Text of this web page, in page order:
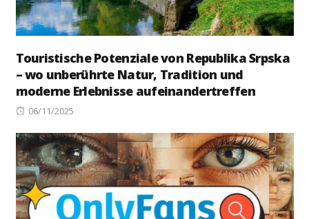
Touristische Potenziale von Republika Srpska
– wo unberührte Natur, Tradition und
moderne Erlebnisse aufeinandertreffen
Posted
06/11/2025